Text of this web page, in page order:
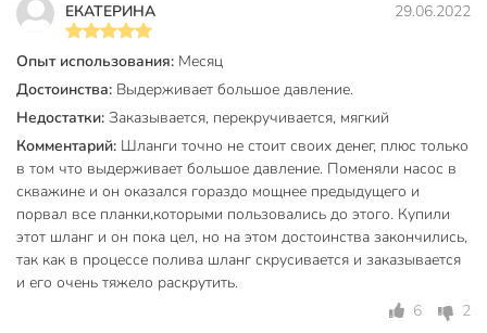
Внутренний диаметр, мм
Бренд
Класс
бытовой
Армированный
армированные
Материал
ПВХ
Количество слоев
3
3/4 дюйм
ЕКАТЕРИНА 29.06.2022
Опыт использования: Месяц
Достоинства: Выдерживает большое давление.
Недостатки: Заказывается, перекручивается, мягкий
Комментарий: Шланги точно не стоит своих денег, плюс только
в том что выдерживает большое давление. Поменяли насос в
скважине и он оказался гораздо мощнее предыдущего и
порвал все планки,которыми пользовались до этого. Купили
этот шланг и он пока цел, но на этом достоинства закончились,
так как в процессе полива шланг скрусивается и заказывается
и его очень тяжело раскрутить.
6
2